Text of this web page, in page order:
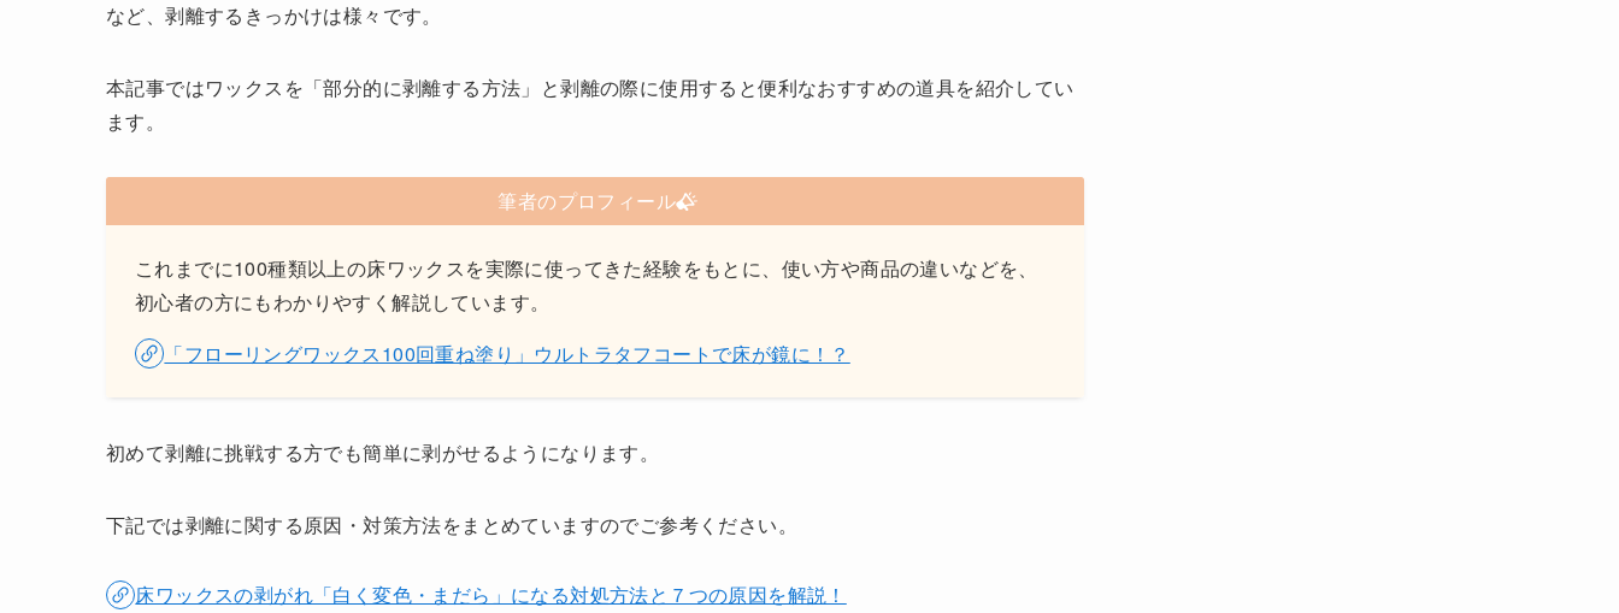
など、剥離するきっかけは様々です。
本記事ではワックスを「部分的に剥離する方法」と剥離の際に使用すると便利なおすすめの道具を紹介してい
ます。
筆者のプロフィール
これまでに100種類以上の床ワックスを実際に使ってきた経験をもとに、使い方や商品の違いなどを、
初心者の方にもわかりやすく解説しています。
「フローリングワックス100回重ね塗り」ウルトラタフコートで床が鏡に！？
初めて剥離に挑戦する方でも簡単に剥がせるようになります。
下記では剥離に関する原因・対策方法をまとめていますのでご参考ください。
床ワックスの剥がれ「白く変色・まだら」になる対処方法と７つの原因を解説！